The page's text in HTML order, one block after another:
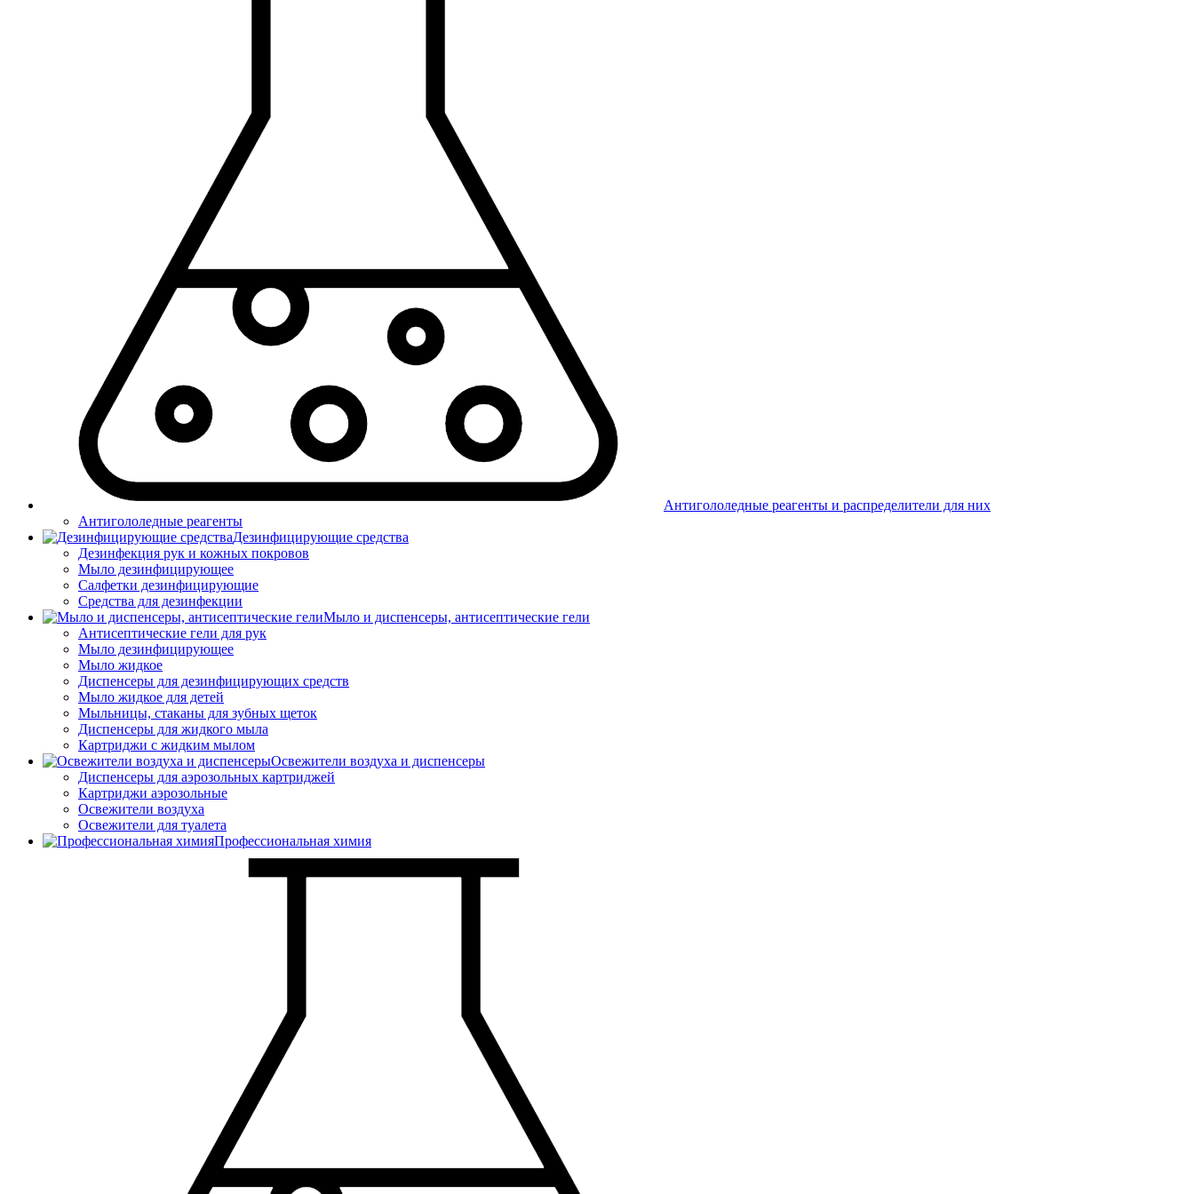
Антигололедные реагенты и распределители для них
Антигололедные реагенты
Дезинфицирующие средства
Дезинфекция рук и кожных покровов
Мыло дезинфицирующее
Салфетки дезинфицирующие
Средства для дезинфекции
Мыло и диспенсеры, антисептические гели
Антисептические гели для рук
Мыло дезинфицирующее
Мыло жидкое
Диспенсеры для дезинфицирующих средств
Мыло жидкое для детей
Мыльницы, стаканы для зубных щеток
Диспенсеры для жидкого мыла
Картриджи с жидким мылом
Освежители воздуха и диспенсеры
Диспенсеры для аэрозольных картриджей
Картриджи аэрозольные
Освежители воздуха
Освежители для туалета
Профессиональная химия